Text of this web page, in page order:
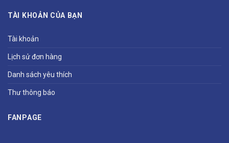
TÀI KHOẢN CỦA BẠN
Tài khoản
Lịch sử đơn hàng
Danh sách yêu thích
Thư thông báo
FANPAGE